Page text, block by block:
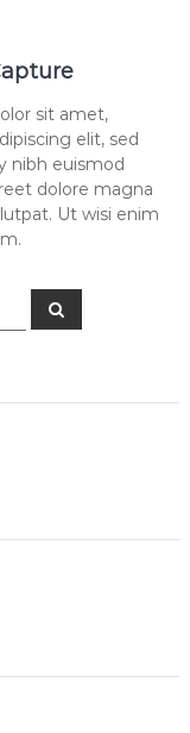
sit amet,
elit, sed
nibh euismod
dolore magna
Ut wisi enim
Search